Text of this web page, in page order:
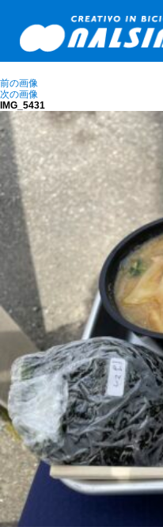
前の画像
次の画像
IMG_5431